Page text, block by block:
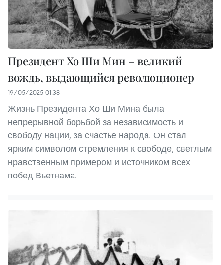
Президент Хо Ши Мин – великий
вождь, выдающийся революционер
19/05/2025 01:38
Жизнь Президента Хо Ши Мина была
непрерывной борьбой за независимость и
свободу нации, за счастье народа. Он стал
ярким символом стремления к свободе, светлым
нравственным примером и источником всех
побед Вьетнама.